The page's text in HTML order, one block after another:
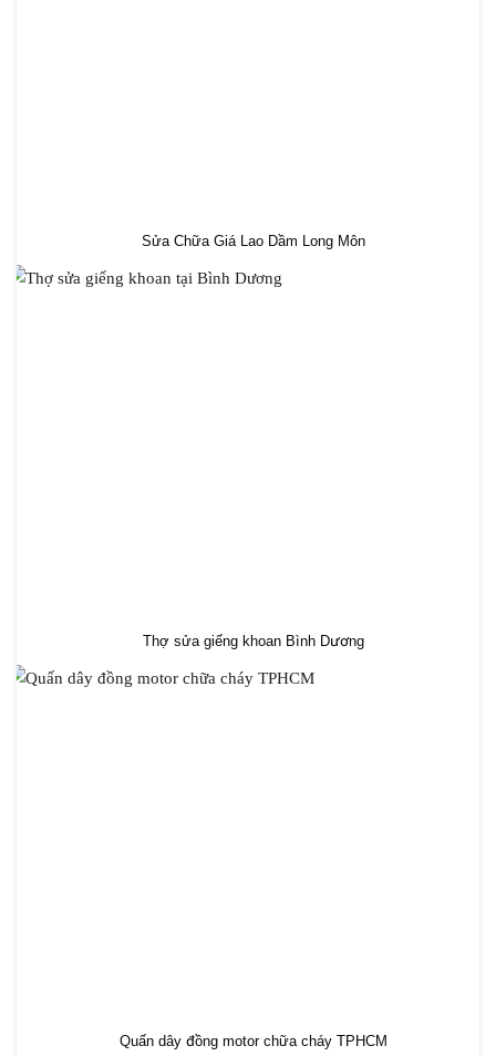
Sửa Chữa Giá Lao Dầm Long Môn
Thợ sửa giếng khoan Bình Dương
Quấn dây đồng motor chữa cháy TPHCM